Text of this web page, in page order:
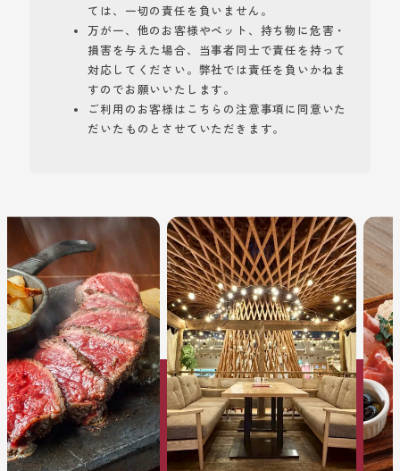
ては、一切の責任を負いません。
万が一、他のお客様やペット、持ち物に危害・
損害を与えた場合、当事者同士で責任を持って
対応してください。弊社では責任を負いかねま
すのでお願いいたします。
ご利用のお客様はこちらの注意事項に同意いた
だいたものとさせていただきます。